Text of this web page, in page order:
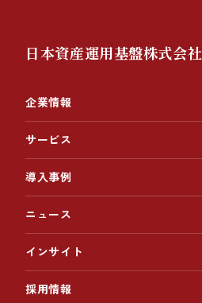
日本資産運用基盤株式会社
企業情報
サービス
導入事例
ニュース
インサイト
採用情報